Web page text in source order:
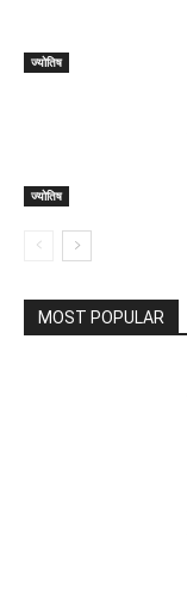
ज्योतिष
ज्योतिष
MOST POPULAR